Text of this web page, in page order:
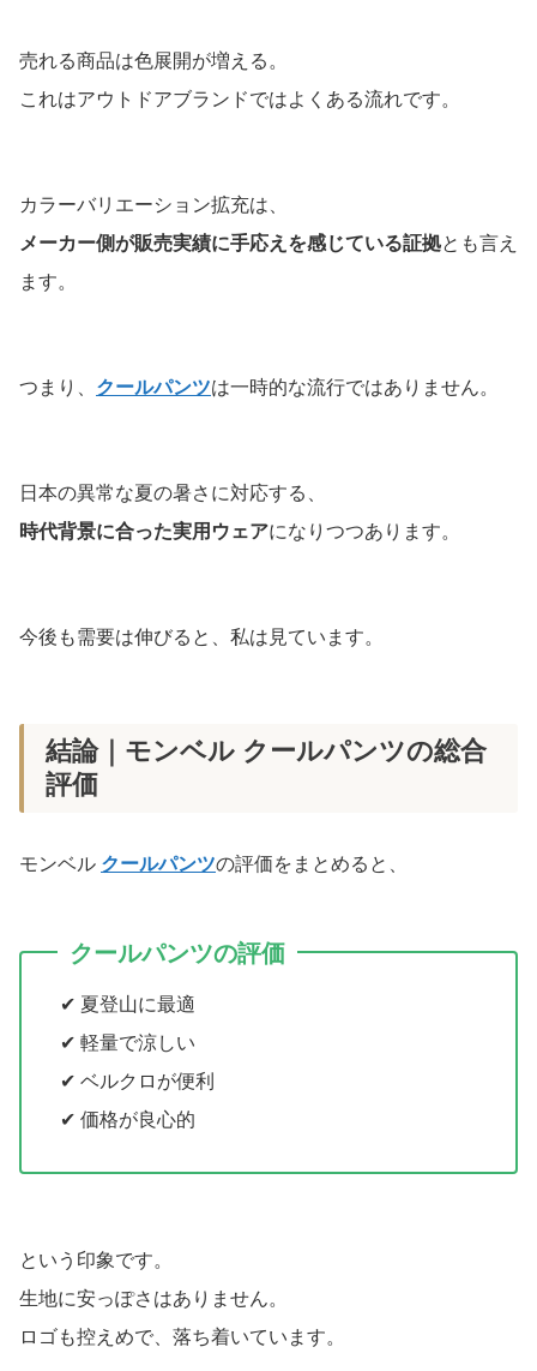
売れる商品は色展開が増える。
これはアウトドアブランドではよくある流れです。
カラーバリエーション拡充は、
メーカー側が販売実績に手応えを感じている証拠とも言え
ます。
つまり、 クールパンツは一時的な流行ではありません。
日本の異常な夏の暑さに対応する、
時代背景に合った実用ウェアになりつつあります。
今後も需要は伸びると、私は見ています。
結論｜モンベル クールパンツの総合
評価
モンベル クールパンツの評価をまとめると、
クールパンツの評価
✔ 夏登山に最適
✔ 軽量で涼しい
✔ ベルクロが便利
✔ 価格が良心的
という印象です。
生地に安っぽさはありません。
ロゴも控えめで、落ち着いています。